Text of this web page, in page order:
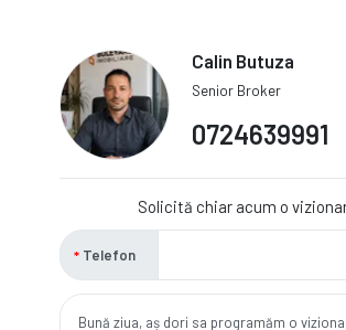
Calin Butuza
Senior Broker
0724639991
Solicită chiar acum o
Telefon